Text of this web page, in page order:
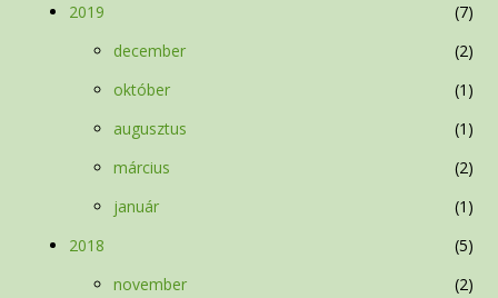
2019
7
december
2
október
1
augusztus
1
március
2
január
1
2018
5
november
2